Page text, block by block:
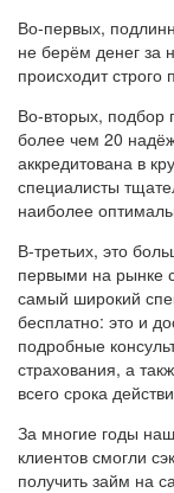
Во-первых,
не берём денег за
происходит
Во-вторых,
более чем 20
аккредитована в
специалисты
наиболее
В-третьих, это
первыми на рынке
самый широкий
бесплатно: это и
подробные
страхования, а
всего срока
За многие годы
клиентов смогли
получить займ на